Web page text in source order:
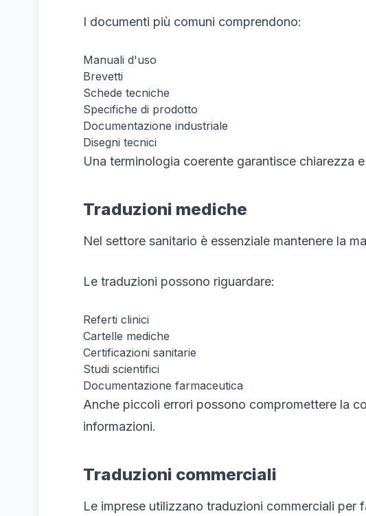
I documenti più comuni comprendono:
Manuali d'uso
Brevetti
Schede tecniche
Specifiche di prodotto
Documentazione industriale
Disegni tecnici
Una terminologia coerente garantisce chiarezza
Traduzioni mediche
Nel settore sanitario è essenziale mantenere la
Le traduzioni possono riguardare:
Referti clinici
Cartelle mediche
Certificazioni sanitarie
Studi scientifici
Documentazione farmaceutica
Anche piccoli errori possono compromettere la
informazioni.
Traduzioni commerciali
Le imprese utilizzano traduzioni commerciali per